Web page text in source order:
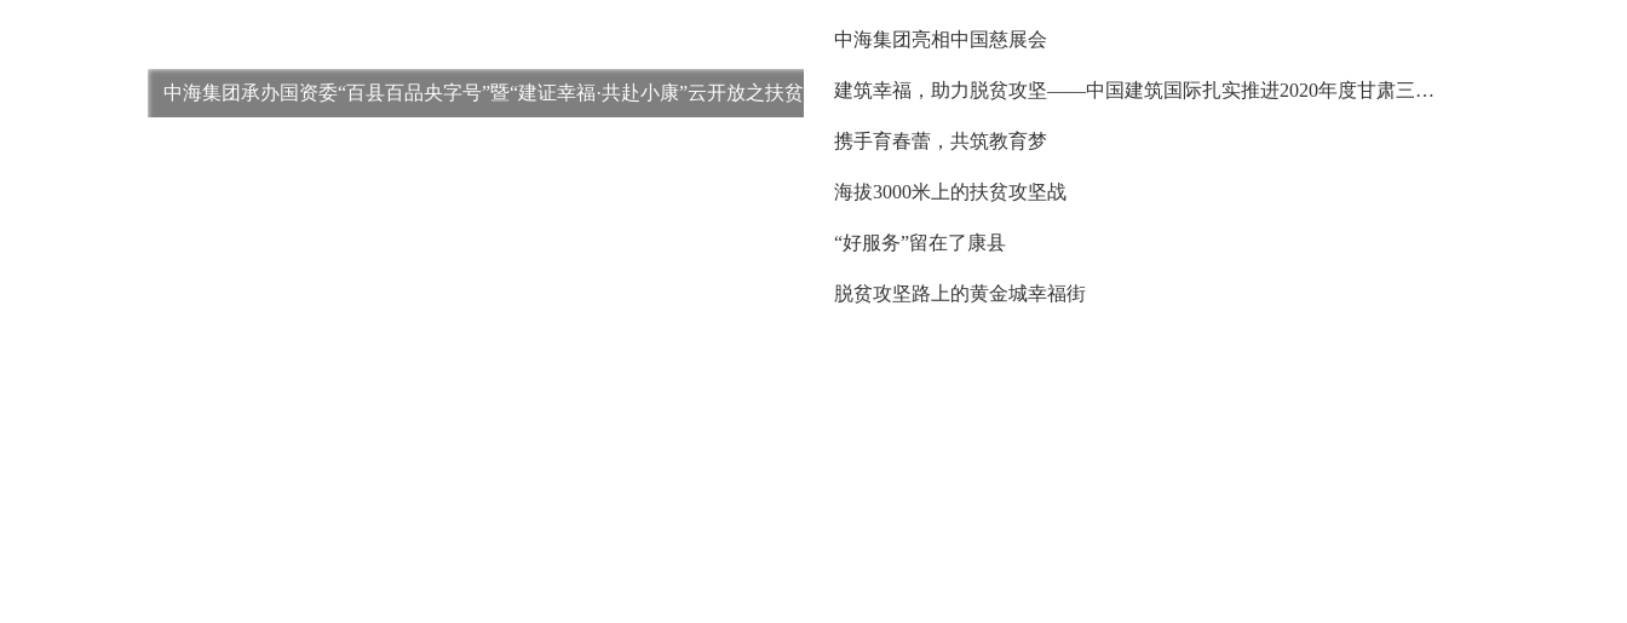
中海集团承办国资委“百县百品央字号”暨“建证幸福·共赴小康”云开放之扶贫
中海集团亮相中国慈展会
建筑幸福，助力脱贫攻坚——中国建筑国际扎实推进2020年度甘肃三县定点扶贫工作
携手育春蕾，共筑教育梦
海拔3000米上的扶贫攻坚战
“好服务”留在了康县
脱贫攻坚路上的黄金城幸福街